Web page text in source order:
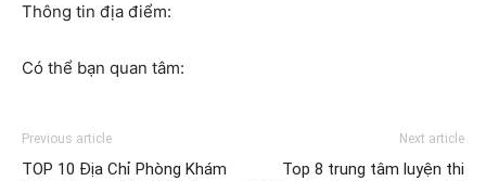
Thông tin địa điểm:
Có thể bạn quan tâm:
Previous article
TOP 10 Địa Chỉ Phòng Khám
Next article
Top 8 trung tâm luyện thi